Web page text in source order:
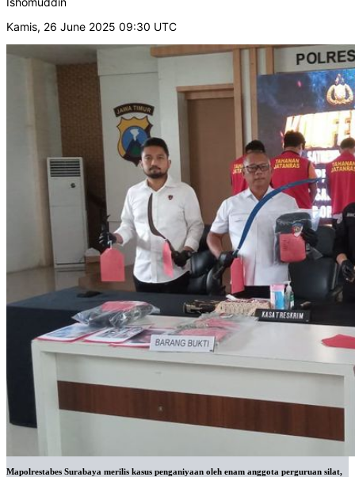
Kamis, 26 June 2025 09:30 UTC
Mapolrestabes Surabaya merilis kasus penganiyaan oleh enam anggota perguruan silat,